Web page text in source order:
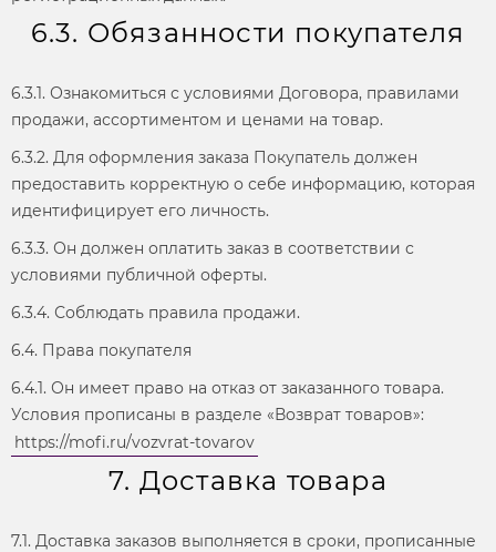
6.3. Обязанности покупателя
6.3.1. Ознакомиться с условиями Договора, правилами
продажи, ассортиментом и ценами на товар.
6.3.2. Для оформления заказа Покупатель должен
предоставить корректную о себе информацию, которая
идентифицирует его личность.
6.3.3. Он должен оплатить заказ в соответствии с
условиями публичной оферты.
6.3.4. Соблюдать правила продажи.
6.4. Права покупателя
6.4.1. Он имеет право на отказ от заказанного товара.
Условия прописаны в разделе «Возврат товаров»:
https://mofi.ru/vozvrat-tovarov
7. Доставка товара
7.1. Доставка заказов выполняется в сроки, прописанные